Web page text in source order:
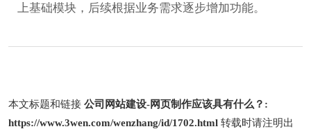
上基础模块，后续根据业务需求逐步增加功能。
本文标题和链接 公司网站建设-网页制作应该具有什么？:
https://www.3wen.com/wenzhang/id/1702.html 转载时请注明出